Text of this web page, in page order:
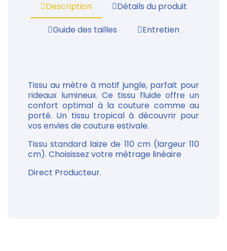
Description
Détails du produit
Guide des tailles
Entretien
Tissu au mètre à motif jungle, parfait pour
rideaux lumineux. Ce tissu fluide offre un
confort optimal à la couture comme au
porté. Un tissu tropical à découvrir pour
vos envies de couture estivale.
Tissu standard laize de 110 cm (largeur 110
cm). Choisissez votre métrage linéaire
Direct Producteur.